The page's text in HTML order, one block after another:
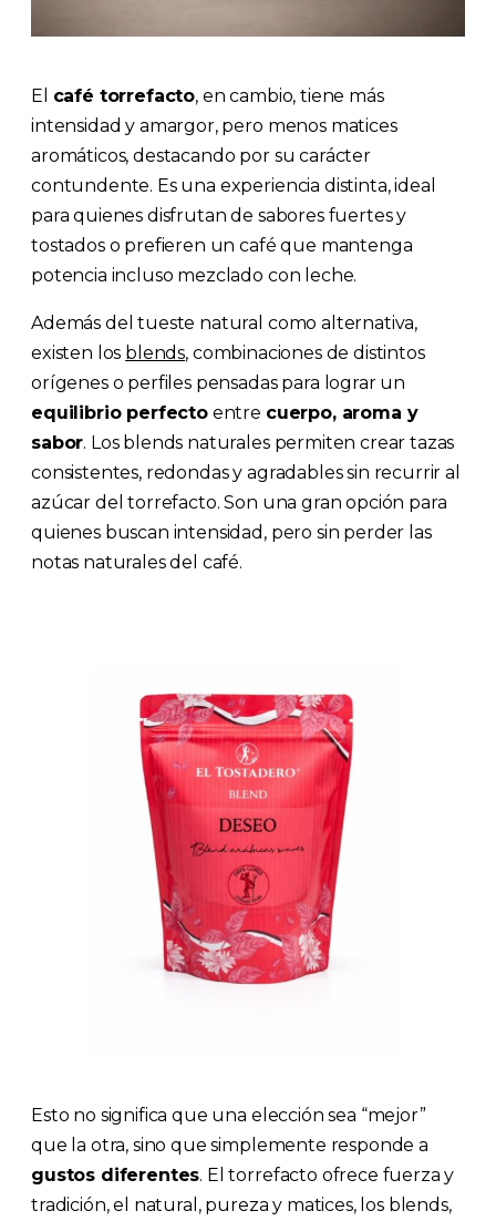
El café torrefacto, en cambio, tiene más
intensidad y amargor, pero menos matices
aromáticos, destacando por su carácter
contundente. Es una experiencia distinta, ideal
para quienes disfrutan de sabores fuertes y
tostados o prefieren un café que mantenga
potencia incluso mezclado con leche.
Además del tueste natural como alternativa,
existen los blends, combinaciones de distintos
orígenes o perfiles pensadas para lograr un
equilibrio perfectoentre cuerpo, aroma y
sabor. Los blends naturales permiten crear tazas
consistentes, redondas y agradables sin recurrir al
azúcar del torrefacto. Son una gran opción para
quienes buscan intensidad, pero sin perder las
notas naturales del café.
Esto no significa que una elección sea “mejor”
que la otra, sino que simplemente responde a
gustos diferentes. El torrefacto ofrece fuerza y
tradición, el natural, pureza y matices, los blends,